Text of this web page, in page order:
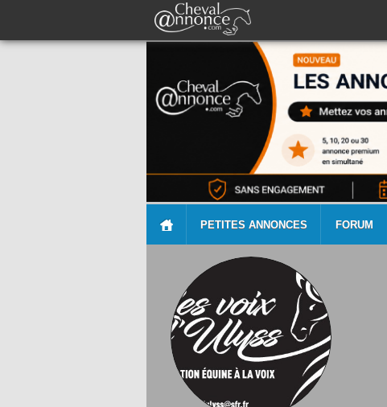
PETITES ANNONCES FORUM